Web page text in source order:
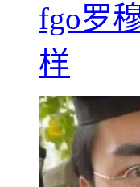
fgo罗
样